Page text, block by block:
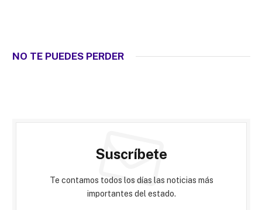
NO TE PUEDES PERDER
Suscríbete
Te contamos todos los días las noticias más
importantes del estado.